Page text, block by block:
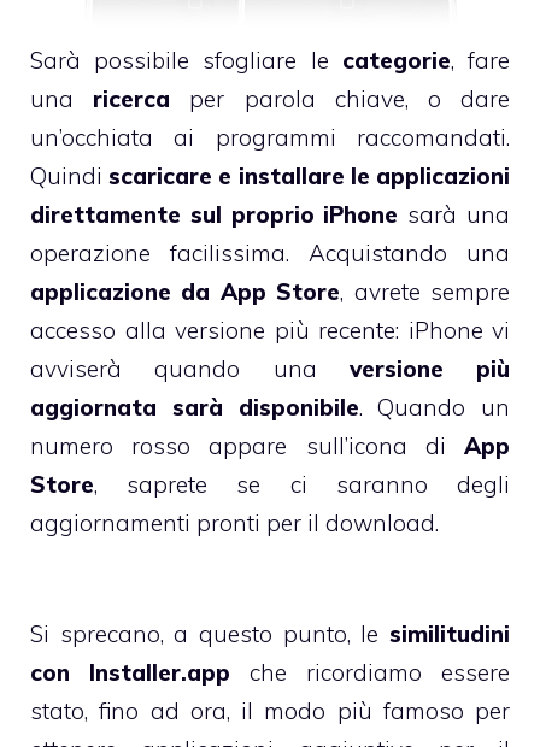
Sarà possibile sfogliare le categorie, fare
una ricerca per parola chiave, o dare
un’occhiata ai programmi raccomandati.
Quindiscaricare e installare le applicazioni
direttamente sul proprio iPhone sarà una
operazione facilissima. Acquistando una
applicazione da App Store, avrete sempre
accesso alla versione più recente: iPhone vi
avviserà quando una versione più
aggiornata sarà disponibile. Quando un
numero rosso appare sull’icona di App
Store, saprete se ci saranno degli
aggiornamenti pronti per il download.
Si sprecano, a questo punto, le similitudini
con Installer.app che ricordiamo essere
stato, fino ad ora, il modo più famoso per